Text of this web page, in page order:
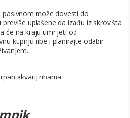
pasivnom može dovesti do
uplašene da izađu iz skrovišta
će na kraju umrijeti od
kupnju ribe i planirajte odabir